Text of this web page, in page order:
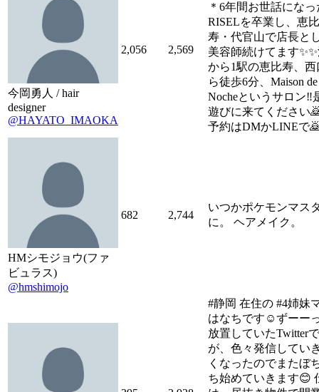
今岡勇人 / hair
designer
@HAYATO_IMAOKA
2,056 2,569
＊6年間お世話になっ
RISELを卒業し、恵比
寿・代官山で店長と
美容師続けてます
から1駅の恵比寿、西
ら徒歩6分、Maison de
Nocheというサロン‼️
遊びに来てください
予約はDMかLINEで
HMシモジョウ(ファ
ビュラス)
@hmshimojo
682 2,744
いつかポケモンマス
に。 ヘアメイク。
#静岡 在住の #4姉妹
はなちです☺️ずーー
放置していたTwitter
が、色々発信してい
くなったのでまたぼ
ち始めていきます😊